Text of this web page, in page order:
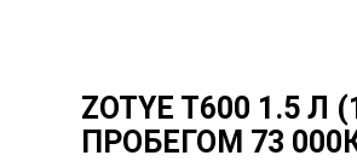
ZOTYE T600 1.5 Л
ПРОБЕГОМ 73